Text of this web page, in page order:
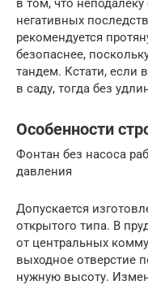
в том, что
негативных
рекомендуется
безопаснее,
тандем. Кстати, если
в саду, тогда без
Особенности
Фонтан без насоса
давления
Допускается
открытого типа. В
от центральных
выходное отверстие
нужную высоту.